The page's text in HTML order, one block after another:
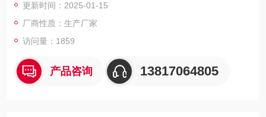
更新时间：2025-01-15
厂商性质：生产厂家
访问量：1859
产品咨询 13817064805